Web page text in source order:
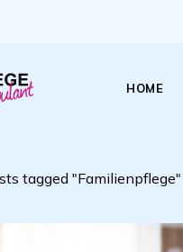
HOME
tagged "Familienpflege"